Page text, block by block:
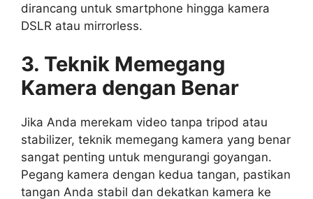
dirancang untuk smartphone hingga kamera
DSLR atau mirrorless.
3. Teknik Memegang
Kamera dengan Benar
Jika Anda merekam video tanpa tripod atau
stabilizer, teknik memegang kamera yang benar
sangat penting untuk mengurangi goyangan.
Pegang kamera dengan kedua tangan, pastikan
tangan Anda stabil dan dekatkan kamera ke